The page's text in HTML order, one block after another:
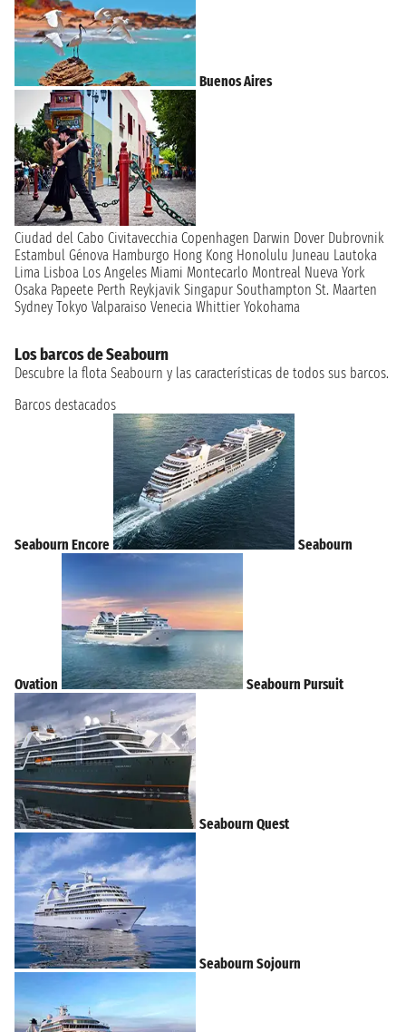
Buenos Aires
Ciudad del Cabo Civitavecchia Copenhagen Darwin Dover Dubrovnik
Estambul Génova Hamburgo Hong Kong Honolulu Juneau Lautoka
Lima Lisboa Los Angeles Miami Montecarlo Montreal Nueva York
Osaka Papeete Perth Reykjavik Singapur Southampton St. Maarten
Sydney Tokyo Valparaiso Venecia Whittier Yokohama
Los barcos de Seabourn
Descubre la flota Seabourn y las características de todos sus barcos.
Barcos destacados
Seabourn Encore Seabourn
Ovation Seabourn Pursuit
Seabourn Quest
Seabourn Sojourn